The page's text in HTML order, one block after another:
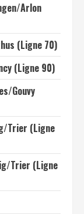
Arlon
(Ligne 70)
(Ligne 90)
Gouvy
Trier (Ligne
Trier (Ligne